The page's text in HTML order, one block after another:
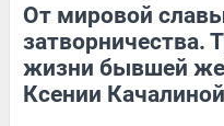
От мировой
затворничества.
жизни бывшей
Ксении Качалиной